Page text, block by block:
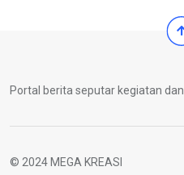
Portal berita seputar kegiatan
© 2024 MEGA KREASI